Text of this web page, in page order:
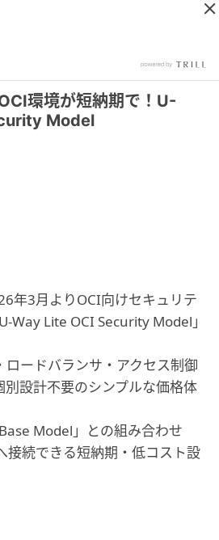
環境が短納期で！U-
Model
年3月よりOCI向けセキュリテ
Way Lite OCI Security Model」
ードバランサ・アクセス制御
設計不要のシンプルな価格体
Model」との組み合わせ
接続できる短納期・低コスト設